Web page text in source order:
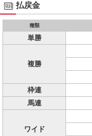
払戻金
種類
単勝
複勝
枠連
馬連
ワイド